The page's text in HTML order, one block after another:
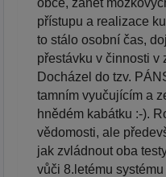
přístupu a realizace
to stálo osobní čas,
přestávku v činnosti v
Docházel do tzv.
tamním vyučujícím a
hnědém kabátku :-).
vědomosti, ale
jak zvládnout oba
vůči 8.letému